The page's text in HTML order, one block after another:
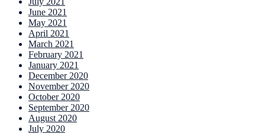
June 2021
May 2021
April 2021
March 2021
February 2021
January 2021
December 2020
November 2020
October 2020
September 2020
August 2020
July 2020